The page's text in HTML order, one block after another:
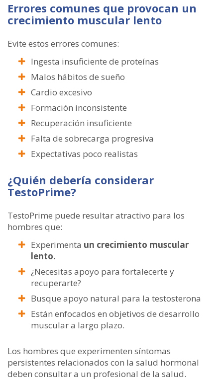
Errores comunes que provocan un
crecimiento muscular lento
Evite estos errores comunes:
Ingesta insuficiente de proteínas
Malos hábitos de sueño
Cardio excesivo
Formación inconsistente
Recuperación insuficiente
Falta de sobrecarga progresiva
Expectativas poco realistas
¿Quién debería considerar
TestoPrime?
TestoPrime puede resultar atractivo para los
hombres que:
Experimenta un crecimiento muscular
lento.
¿Necesitas apoyo para fortalecerte y
recuperarte?
Busque apoyo natural para la testosterona
Están enfocados en objetivos de desarrollo
muscular a largo plazo.
Los hombres que experimenten síntomas
persistentes relacionados con la salud hormonal
deben consultar a un profesional de la salud.